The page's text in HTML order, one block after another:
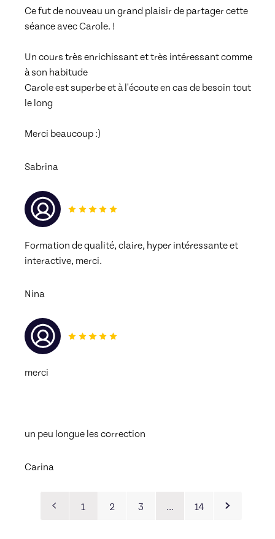
Ce fut de nouveau un grand plaisir de partager cette
séance avec Carole. !
Un cours très enrichissant et très intéressant comme
à son habitude
Carole est superbe et à l'écoute en cas de besoin tout
le long
Merci beaucoup :)
Sabrina
Formation de qualité, claire, hyper intéressante et
interactive, merci.
Nina
merci
un peu longue les correction
Carina
1 2 3 … 14